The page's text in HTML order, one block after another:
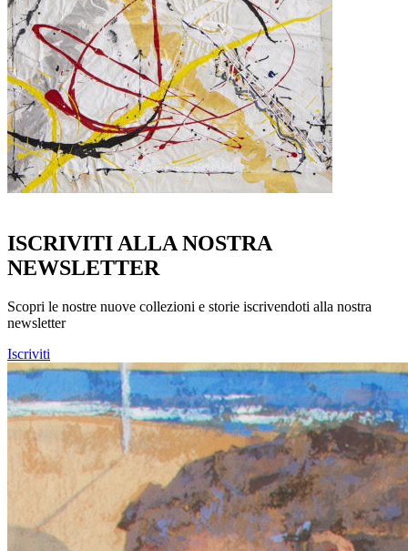
ISCRIVITI ALLA NOSTRA
NEWSLETTER
Scopri le nostre nuove collezioni e storie iscrivendoti alla nostra
newsletter
Iscriviti